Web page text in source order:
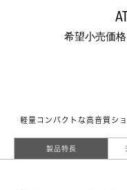
希望小売価格
軽量コンパクトな高音質シ
製品特長